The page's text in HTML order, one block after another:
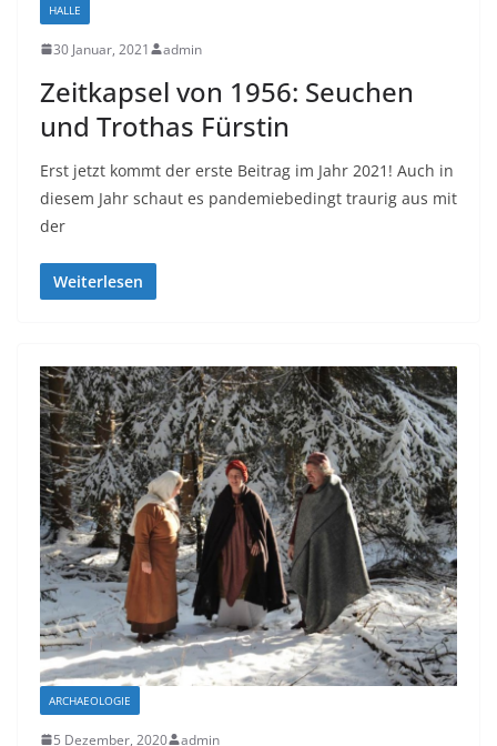
HALLE
30 Januar, 2021 admin
Zeitkapsel von 1956: Seuchen
und Trothas Fürstin
Erst jetzt kommt der erste Beitrag im Jahr 2021! Auch in
diesem Jahr schaut es pandemiebedingt traurig aus mit
der
Weiterlesen
ARCHAEOLOGIE
5 Dezember, 2020 admin